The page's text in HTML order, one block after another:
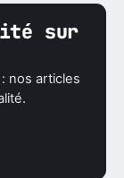
sur
nos articles